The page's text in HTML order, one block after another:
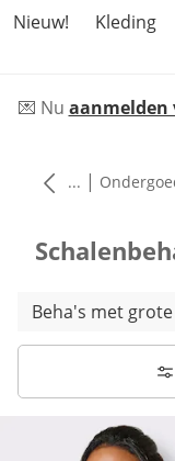
Nieuw!
Kleding
💌 Nu aanmelden
... |
Meer categorieën
Beha's met